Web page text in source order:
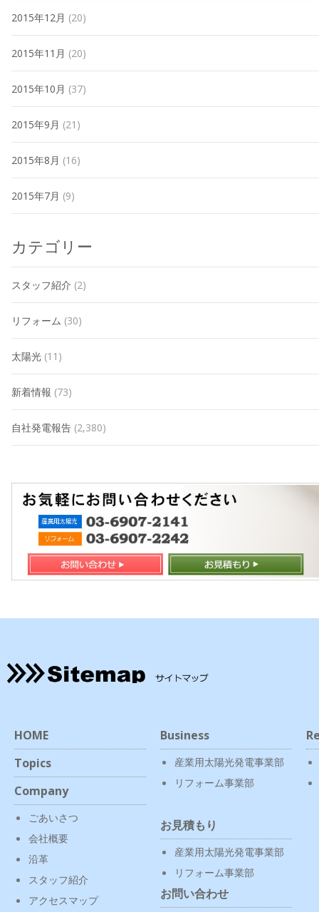
2015年12月 (20)
2015年11月 (20)
2015年10月 (37)
2015年9月 (21)
2015年8月 (16)
2015年7月 (9)
カテゴリー
スタッフ紹介 (2)
リフォーム (30)
太陽光 (11)
新着情報 (73)
自社発電報告 (2,380)
HOME
Topics
Company
ごあいさつ
会社概要
沿革
スタッフ紹介
アクセスマップ
Business
産業用太陽光発電事業部
リフォーム事業部
お見積もり
産業用太陽光発電事業部
リフォーム事業部
お問い合わせ